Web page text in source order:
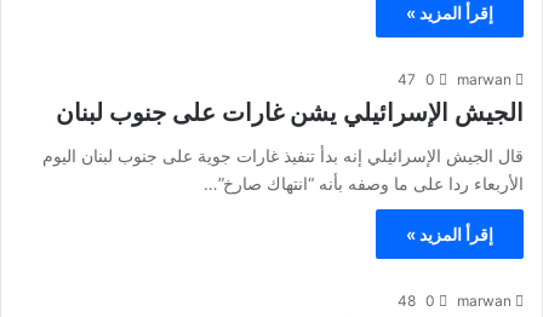
إقرأ المزيد »
marwan
0
47
الجيش الإسرائيلي يشن غارات على جنوب لبنان
قال الجيش الإسرائيلي إنه بدأ تنفيذ غارات ​جوية على جنوب لبنان اليوم
الأربعاء ردا ‌على ما وصفه بأنه “انتهاك صارخ”…
إقرأ المزيد »
marwan
0
48